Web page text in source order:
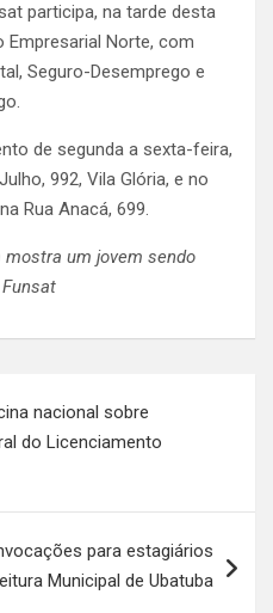
participa, na tarde desta
Norte, com
Seguro-Desemprego e
de segunda a sexta-feira,
992, Vila Glória, e no
Rua Anacá, 699.
um jovem sendo
nacional sobre
do Licenciamento
para estagiários
Municipal de Ubatuba